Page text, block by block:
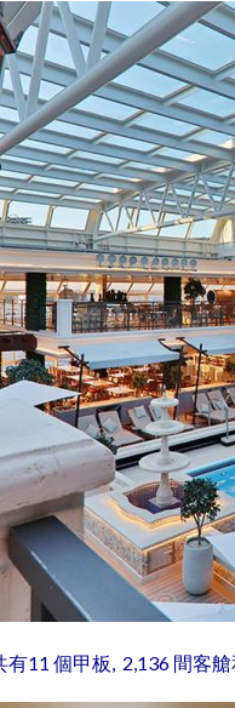
有11 個甲板, 2,136 間客